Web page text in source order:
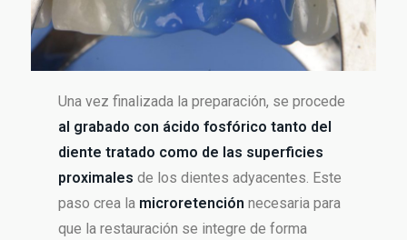
Una vez finalizada la preparación, se procede
al grabado con ácido fosfórico tanto del
diente tratado como de las superficies
proximales de los dientes adyacentes. Este
paso crea la microretención necesaria para
que la restauración se integre de forma